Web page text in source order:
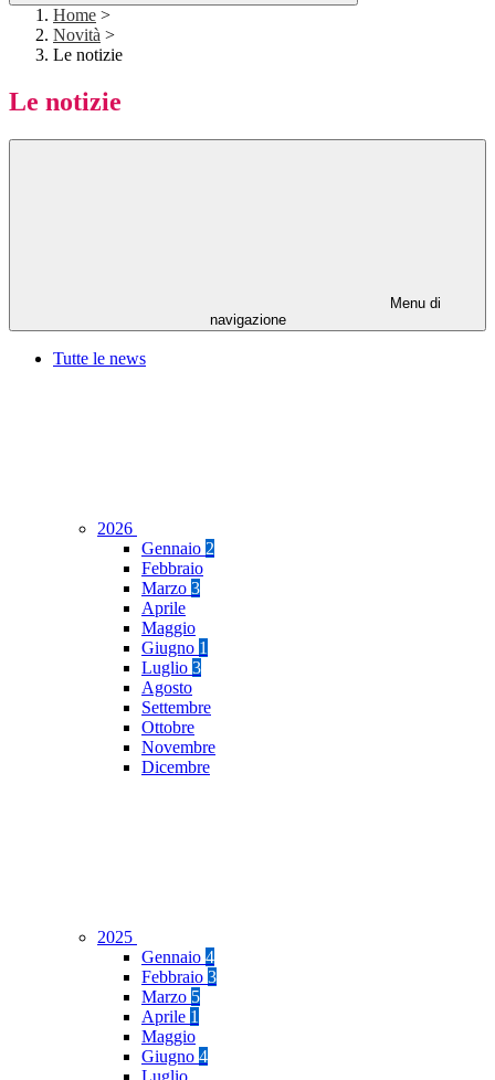
Home >
Novità >
Le notizie
Le notizie
Menu di
navigazione
Tutte le news
2026
Gennaio 2
Febbraio
Marzo 3
Aprile
Maggio
Giugno 1
Luglio 3
Agosto
Settembre
Ottobre
Novembre
Dicembre
2025
Gennaio 4
Febbraio 3
Marzo 5
Aprile 1
Maggio
Giugno 4